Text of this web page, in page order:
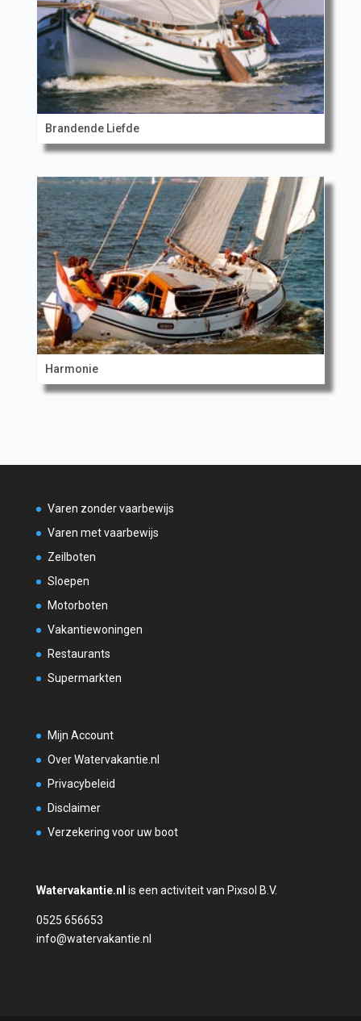
Brandende Liefde
Harmonie
Varen zonder vaarbewijs
Varen met vaarbewijs
Zeilboten
Sloepen
Motorboten
Vakantiewoningen
Restaurants
Supermarkten
Mijn Account
Over Watervakantie.nl
Privacybeleid
Disclaimer
Verzekering voor uw boot
Watervakantie.nl is een activiteit van Pixsol B.V.
0525 656653
info@watervakantie.nl